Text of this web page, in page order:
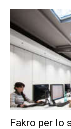
Fakro per lo